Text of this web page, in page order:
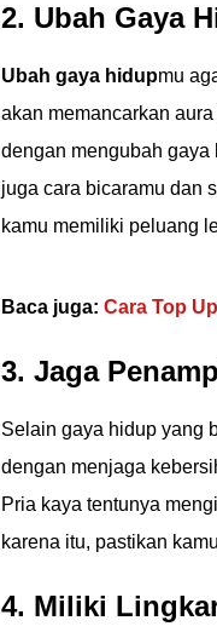
2. Ubah Gaya
Ubah gaya hidupmu
akan memancarkan
dengan mengubah
juga cara bicaramu dan
kamu memiliki peluang
Baca juga: Cara Top
3. Jaga
Selain gaya hidup yang
dengan menjaga
Pria kaya tentunya
karena itu, pastikan
4. Miliki